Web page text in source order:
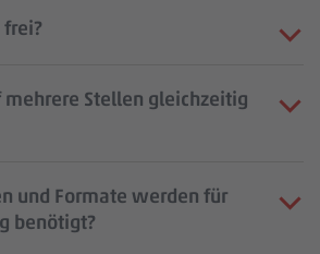
frei?
mehrere Stellen gleichzeitig
und Formate werden für
benötigt?